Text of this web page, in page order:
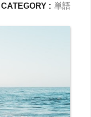
CATEGORY : 単語